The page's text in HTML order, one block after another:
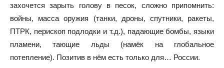
захочется зарыть голову в песок, сложно припомнить:
войны, масса оружия (танки, дроны, спутники, ракеты,
ПТРК, перископ подлодки и т.д.), падающие бомбы, языки
пламени, тающие льды (намёк на глобальное
потепление). Позитив в нём есть только для… России.